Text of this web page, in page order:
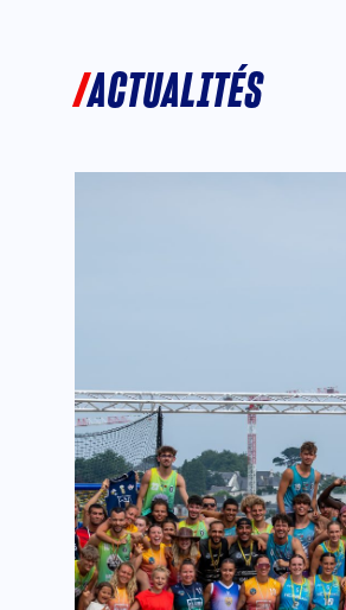
ACTUALITÉS